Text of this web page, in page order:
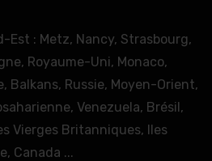
Est : Metz, Nancy, Strasbourg,
Royaume-Uni, Monaco,
Balkans, Russie, Moyen-Orient,
Venezuela, Brésil,
Vierges Britanniques, Iles
Canada ...